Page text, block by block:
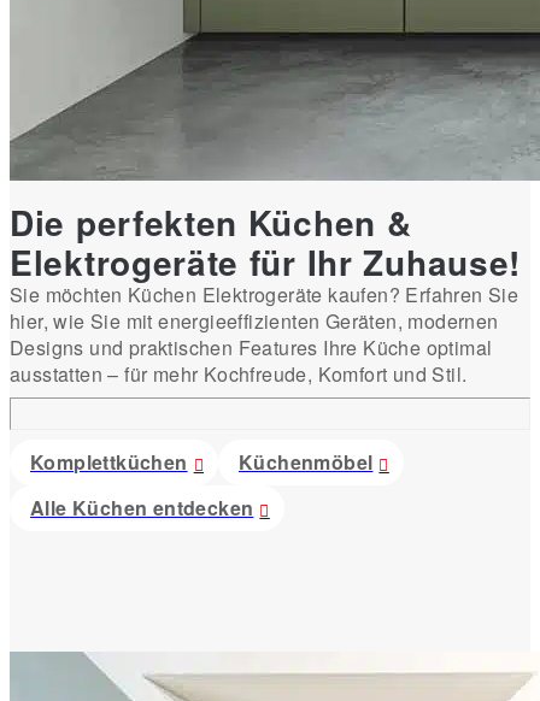
Die perfekten Küchen &
Elektrogeräte für Ihr Zuhause!
Sie möchten Küchen Elektrogeräte kaufen? Erfahren Sie
hier, wie Sie mit energieeffizienten Geräten, modernen
Designs und praktischen Features Ihre Küche optimal
ausstatten – für mehr Kochfreude, Komfort und Stil.
Komplettküchen
Küchenmöbel
Alle Küchen entdecken